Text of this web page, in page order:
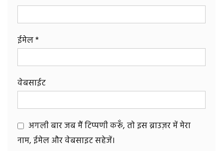
ईमेल*
वेबसाईट
अगली बार जब मैं टिप्पणी करूँ, तो इस ब्राउज़र में मेरा
नाम, ईमेल और वेबसाइट सहेजें।